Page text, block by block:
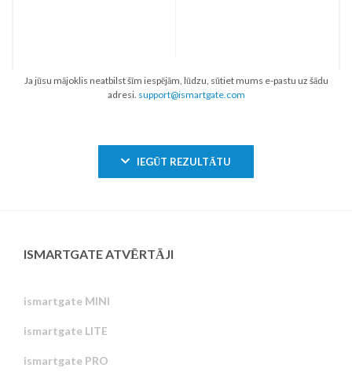
Ja jūsu mājoklis neatbilst šīm iespējām, lūdzu, sūtiet mums e-pastu uz šādu
adresi. support@ismartgate.com
IEGŪT REZULTĀTU
ISMARTGATE ATVĒRTĀJI
ismartgate MINI
ismartgate LITE
ismartgate PRO